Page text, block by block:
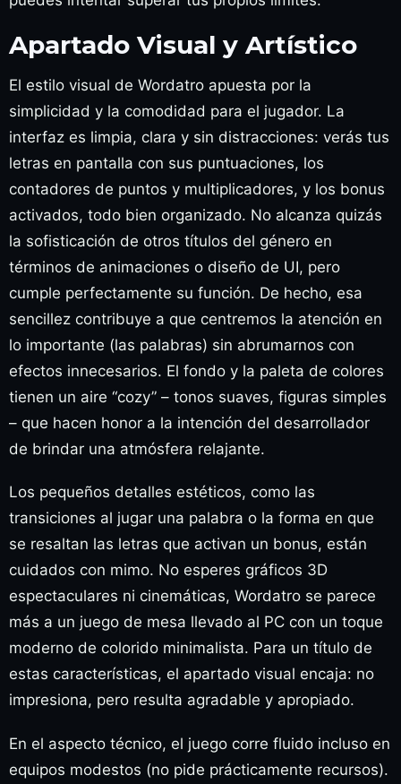
Apartado Visual y Artístico
El estilo visual de Wordatro apuesta por la
simplicidad y la comodidad para el jugador. La
interfaz es limpia, clara y sin distracciones: verás tus
letras en pantalla con sus puntuaciones, los
contadores de puntos y multiplicadores, y los bonus
activados, todo bien organizado. No alcanza quizás
la sofisticación de otros títulos del género en
términos de animaciones o diseño de UI, pero
cumple perfectamente su función. De hecho, esa
sencillez contribuye a que centremos la atención en
lo importante (las palabras) sin abrumarnos con
efectos innecesarios. El fondo y la paleta de colores
tienen un aire “cozy” – tonos suaves, figuras simples
– que hacen honor a la intención del desarrollador
de brindar una atmósfera relajante.
Los pequeños detalles estéticos, como las
transiciones al jugar una palabra o la forma en que
se resaltan las letras que activan un bonus, están
cuidados con mimo. No esperes gráficos 3D
espectaculares ni cinemáticas, Wordatro se parece
más a un juego de mesa llevado al PC con un toque
moderno de colorido minimalista. Para un título de
estas características, el apartado visual encaja: no
impresiona, pero resulta agradable y apropiado.
En el aspecto técnico, el juego corre fluido incluso en
equipos modestos (no pide prácticamente recursos).